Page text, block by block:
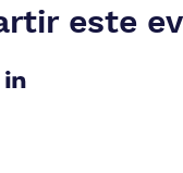
este